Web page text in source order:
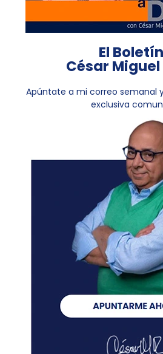
El
César
Apúntate a mi correo semanal
exclusiva